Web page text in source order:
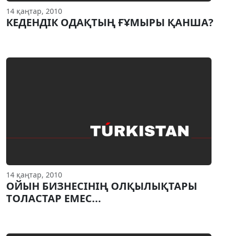
14 қаңтар, 2010
КЕДЕНДIК ОДАҚТЫҢ ҒҰМЫРЫ ҚАНША?
14 қаңтар, 2010
ОЙЫН БИЗНЕСIНIҢ ОЛҚЫЛЫҚТАРЫ
ТОЛАСТАР ЕМЕС...